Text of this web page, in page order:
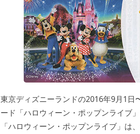
東京ディズニーランドの2016年9月1日
ード「ハロウィーン・ポップンライブ
「ハロウィーン・ポップンライブ」は